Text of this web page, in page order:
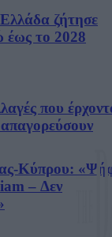
ζήτησε
έως το 2028
που
Κύπρου:
– Δεν